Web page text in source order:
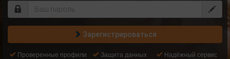
Зарегистрироваться
Проверенные профили Защита данных Надёжный сервис